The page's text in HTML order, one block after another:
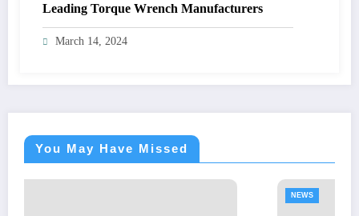
Leading Torque Wrench Manufacturers
March 14, 2024
You May Have Missed